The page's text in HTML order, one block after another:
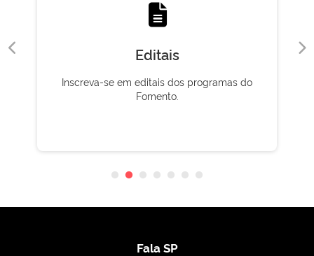
Editais
Inscreva-se em editais dos programas do
Fomento.
Fala SP